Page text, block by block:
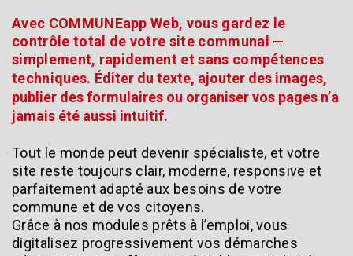
Avec COMMUNEapp Web, vous gardez le
contrôle total de votre site communal —
simplement, rapidement et sans compétences
techniques. Éditer du texte, ajouter des images,
publier des formulaires ou organiser vos pages n’a
jamais été aussi intuitif.
Tout le monde peut devenir spécialiste, et votre
site reste toujours clair, moderne, responsive et
parfaitement adapté aux besoins de votre
commune et de vos citoyens.
Grâce à nos modules prêts à l’emploi, vous
digitalisez progressivement vos démarches